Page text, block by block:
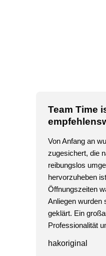
Team Time
Von Anfang an
zugesichert, die
reibungslos
hervorzuheben
Öffnungszeiten
Anliegen wurden
geklärt. Ein
Professionalität
hakoriginal